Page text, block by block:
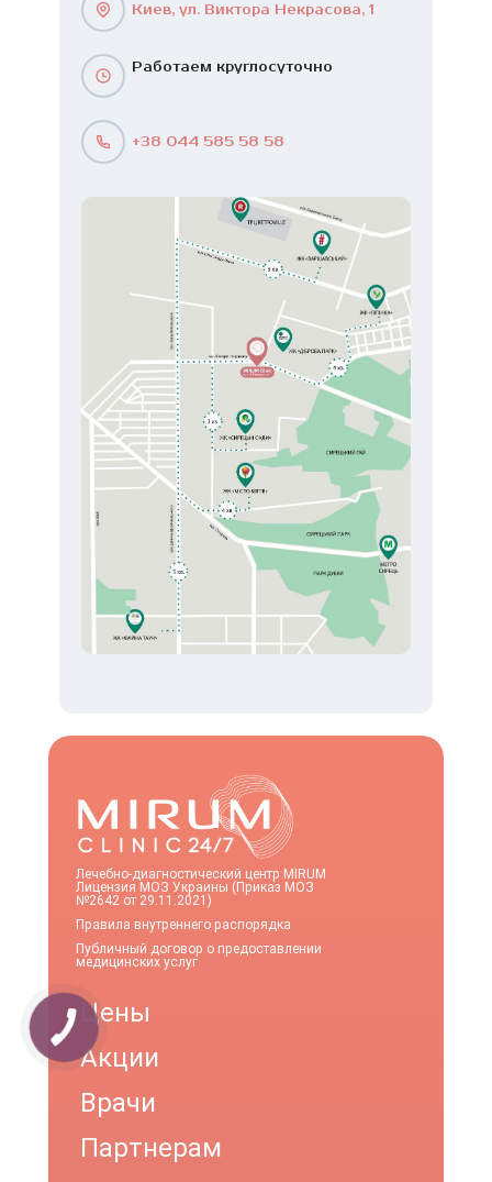
Киев, ул. Виктора Некрасова, 1
Работаем круглосуточно
+38 044 585 58 58
Лечебно-диагностический центр MIRUM
Лицензия МОЗ Украины (Приказ МОЗ
№2642 от 29.11.2021)
Правила внутреннего распорядка
Публичный договор о предоставлении
медицинских услуг
Цены
Акции
Врачи
Партнерам